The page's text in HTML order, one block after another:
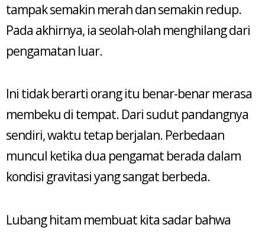
tampak semakin merah dan semakin redup.
Pada akhirnya, ia seolah-olah menghilang dari
pengamatan luar.
Ini tidak berarti orang itu benar-benar merasa
membeku di tempat. Dari sudut pandangnya
sendiri, waktu tetap berjalan. Perbedaan
muncul ketika dua pengamat berada dalam
kondisi gravitasi yang sangat berbeda.
Lubang hitam membuat kita sadar bahwa